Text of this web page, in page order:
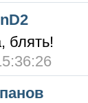
блять!